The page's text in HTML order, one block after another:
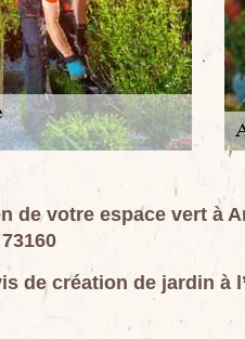
de votre espace vert à
de création de jardin à